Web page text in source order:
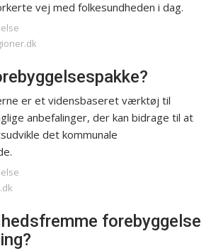
vej med folkesundheden i dag.
er et vidensbaseret værktøj til
anbefalinger, der kan bidrage til at
det kommunale
forebyggelse